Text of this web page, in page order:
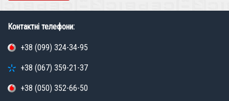
Контактні телефони:
+38 (099) 324-34-95
+38 (067) 359-21-37
+38 (050) 352-66-50